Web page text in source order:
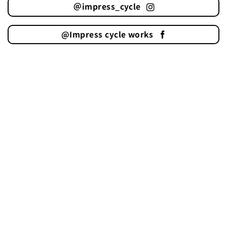
＠impress_cycle
@Impress cycle works